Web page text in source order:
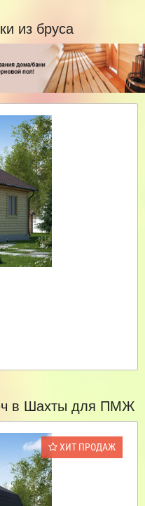
из бруса
в Шахты для ПМЖ
ХИТ ПРОДАЖ